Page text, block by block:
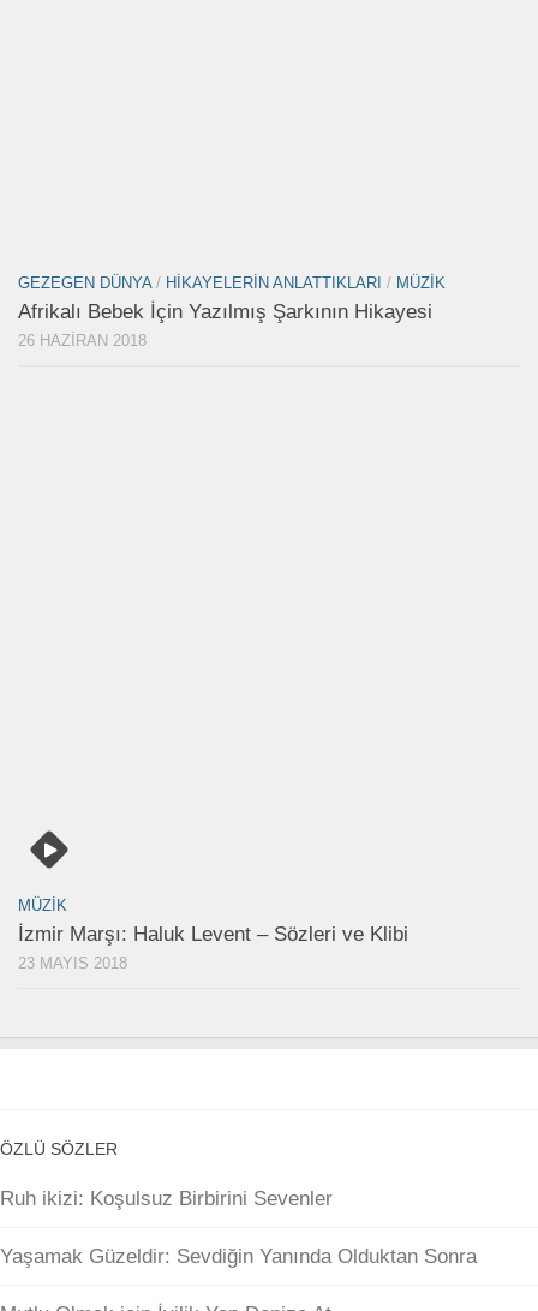
GEZEGEN DÜNYA/ HIKAYELERIN ANLATTIKLARI / MÜZIK
Afrikalı Bebek İçin Yazılmış Şarkının Hikayesi
26 HAZIRAN 2018
MÜZIK
İzmir Marşı: Haluk Levent – Sözleri ve Klibi
23 MAYIS 2018
ÖZLÜ SÖZLER
Ruh ikizi: Koşulsuz Birbirini Sevenler
Yaşamak Güzeldir: Sevdiğin Yanında Olduktan Sonra